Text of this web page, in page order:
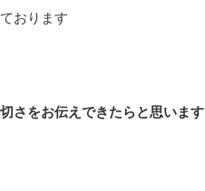
おります
さをお伝えできたらと思います